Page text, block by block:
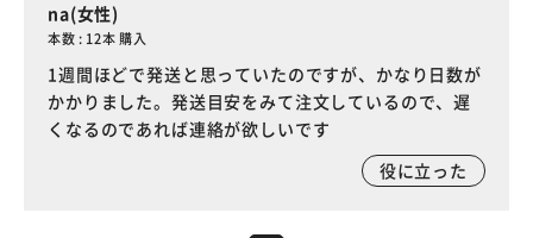
na(女性)
本数 : 12本 購入
1週間ほどで発送と思っていたのですが、かなり日数が
かかりました。発送目安をみて注文しているので、遅
くなるのであれば連絡が欲しいです
役に立った